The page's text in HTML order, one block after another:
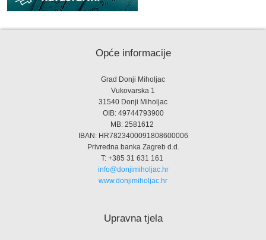
Opće informacije
Grad Donji Miholjac
Vukovarska 1
31540 Donji Miholjac
OIB: 49744793900
MB: 2581612
IBAN: HR7823400091808600006
Privredna banka Zagreb d.d.
T: +385 31 631 161
info@donjimiholjac.hr
www.donjimiholjac.hr
Upravna tjela